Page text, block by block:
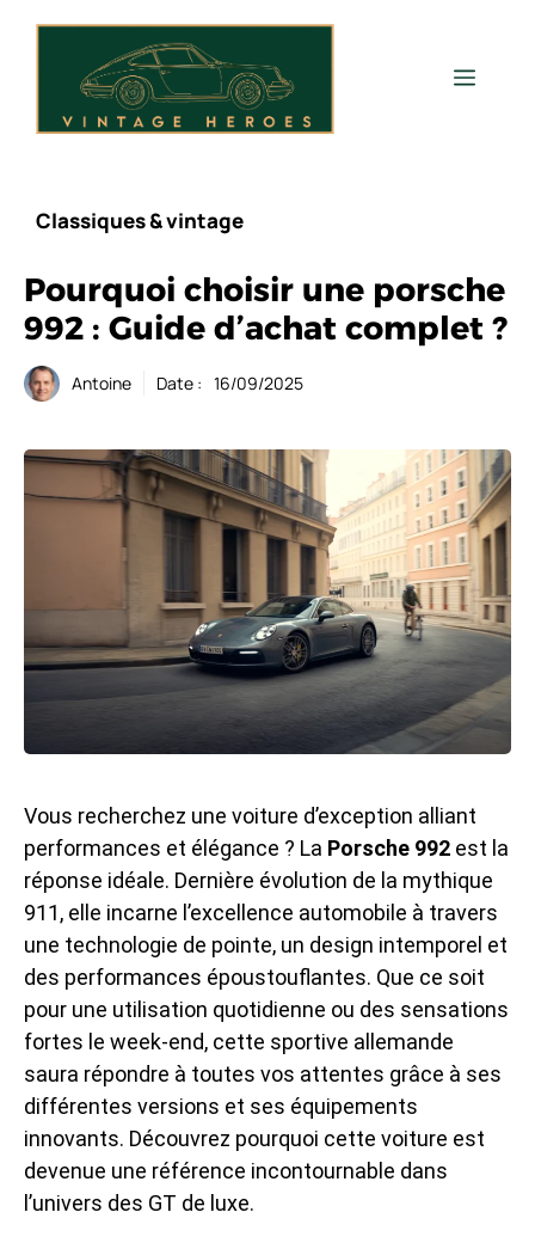
Menu
Classiques & vintage
Pourquoi choisir une porsche
992 : Guide d’achat complet ?
Antoine Date : 16/09/2025
Vous recherchez une voiture d’exception alliant
performances et élégance ? La Porsche 992 est la
réponse idéale. Dernière évolution de la mythique
911, elle incarne l’excellence automobile à travers
une technologie de pointe, un design intemporel et
des performances époustouflantes. Que ce soit
pour une utilisation quotidienne ou des sensations
fortes le week-end, cette sportive allemande
saura répondre à toutes vos attentes grâce à ses
différentes versions et ses équipements
innovants. Découvrez pourquoi cette voiture est
devenue une référence incontournable dans
l’univers des GT de luxe.